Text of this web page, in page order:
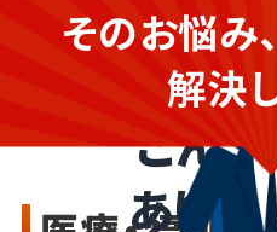
医療・福祉
企
こん
ありま
広告の知識
そのお悩み
解決